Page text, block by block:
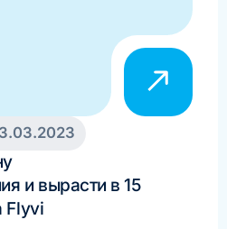
и вырасти в 15
Flyvi